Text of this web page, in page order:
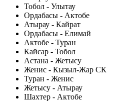
Тобол - Улытау
Ордабасы - Актобе
Атырау - Кайрат
Ордабасы - Елимай
Актобе - Туран
Кайсар - Тобол
Астана - Жетысу
Женис - Кызыл-Жар СК
Туран - Женис
Жетысу - Атырау
Шахтер - Актобе